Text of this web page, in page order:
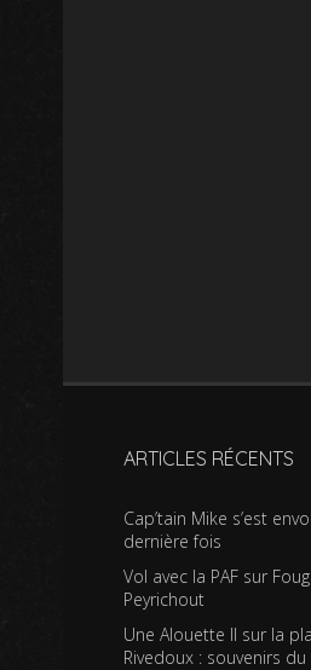
ARTICLES RÉCENTS
Cap’tain Mike s’est
dernière fois
Vol avec la PAF sur
Peyrichout
Une Alouette II sur la
Rivedoux : souvenirs